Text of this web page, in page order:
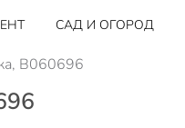
САД И ОГОРОД
B060696